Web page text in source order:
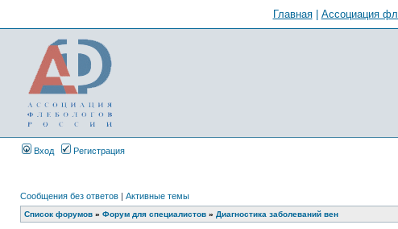
Главная| Ассоциация
Вход Регистрация
Сообщения без ответов | Активные темы
Список форумов » Форум для специалистов » Диагностика заболеваний вен